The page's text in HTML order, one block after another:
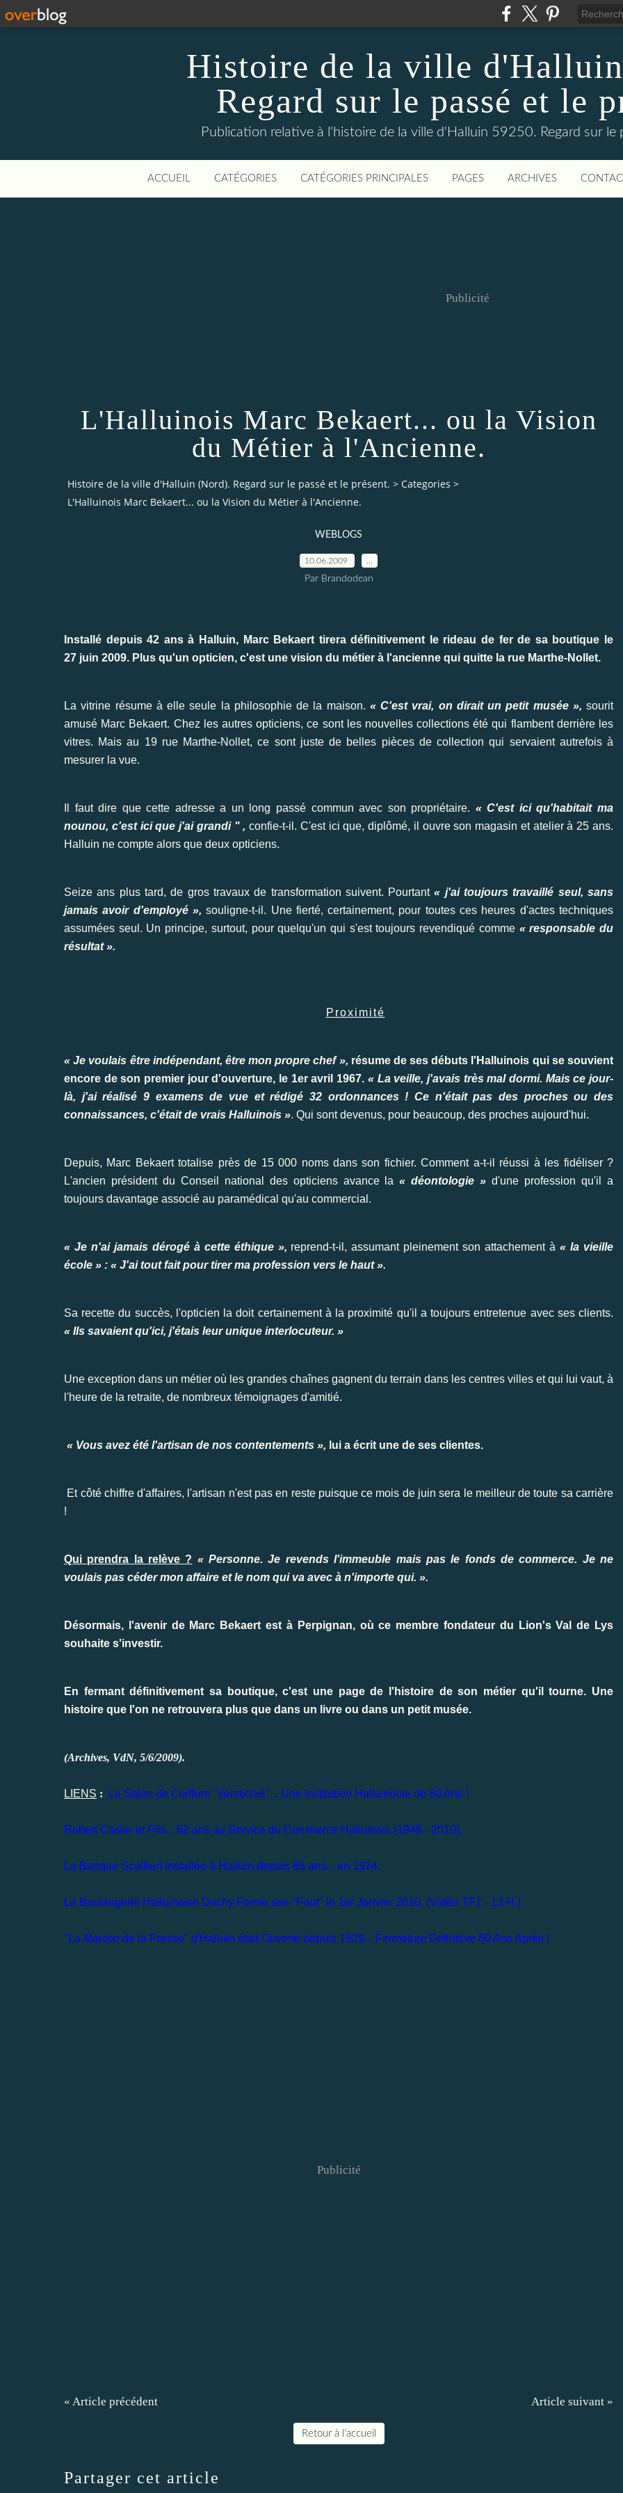
Histoire de la ville
Regard sur le passé et le
Publication relative à l'histoire de la ville d'Halluin 59250. Regard sur le
ACCUEIL CATÉGORIES CATÉGORIES PRINCIPALES PAGES ARCHIVES
Publicité
L'Halluinois Marc Bekaert... ou la Vision
du Métier à l'Ancienne.
Histoire de la ville d'Halluin (Nord). Regard sur le passé et le présent. > Categories >
L'Halluinois Marc Bekaert... ou la Vision du Métier à l'Ancienne.
WEBLOGS
10.06.2009
Par Brandodean
Installé depuis 42 ans à Halluin, Marc Bekaert tirera définitivement le rideau de fer de sa boutique le
27 juin 2009. Plus qu'un opticien, c'est une vision du métier à l'ancienne qui quitte la rue Marthe-Nollet.
La vitrine résume à elle seule la philosophie de la maison. « C'est vrai, on dirait un petit musée », sourit
amusé Marc Bekaert. Chez les autres opticiens, ce sont les nouvelles collections été qui flambent derrière les
vitres. Mais au 19 rue Marthe-Nollet, ce sont juste de belles pièces de collection qui servaient autrefois à
mesurer la vue.
Il faut dire que cette adresse a un long passé commun avec son propriétaire. « C'est ici qu'habitait ma
nounou, c'est ici que j'ai grandi " , confie-t-il. C'est ici que, diplômé, il ouvre son magasin et atelier à 25 ans.
Halluin ne compte alors que deux opticiens.
Seize ans plus tard, de gros travaux de transformation suivent. Pourtant« j'ai toujours travaillé seul, sans
jamais avoir d'employé », souligne-t-il. Une fierté, certainement, pour toutes ces heures d'actes techniques
assumées seul. Un principe, surtout, pour quelqu'un qui s'est toujours revendiqué comme « responsable du
résultat ».
Proximité
« Je voulais être indépendant, être mon propre chef », résume de ses débuts l'Halluinois qui se souvient
encore de son premier jour d'ouverture, le 1er avril 1967. « La veille, j'avais très mal dormi. Mais ce jour-
là, j'ai réalisé 9 examens de vue et rédigé 32 ordonnances ! Ce n'était pas des proches ou des
connaissances, c'était de vrais Halluinois ». Qui sont devenus, pour beaucoup, des proches aujourd'hui.
Depuis, Marc Bekaert totalise près de 15 000 noms dans son fichier. Comment a-t-il réussi à les fidéliser ?
L'ancien président du Conseil national des opticiens avance la« déontologie » d'une profession qu'il a
toujours davantage associé au paramédical qu'au commercial.
« Je n'ai jamais dérogé à cette éthique », reprend-t-il, assumant pleinement son attachement à« la vieille
école » : « J'ai tout fait pour tirer ma profession vers le haut ».
Sa recette du succès, l'opticien la doit certainement à la proximité qu'il a toujours entretenue avec ses clients.
« Ils savaient qu'ici, j'étais leur unique interlocuteur. »
Une exception dans un métier où les grandes chaînes gagnent du terrain dans les centres villes et qui lui vaut, à
l'heure de la retraite, de nombreux témoignages d'amitié.
« Vous avez été l'artisan de nos contentements », lui a écrit une de ses clientes.
Et côté chiffre d'affaires, l'artisan n'est pas en reste puisque ce mois de juin sera le meilleur de toute sa carrière
!
Qui prendra la relève ? « Personne. Je revends l'immeuble mais pas le fonds de commerce. Je ne
voulais pas céder mon affaire et le nom qui va avec à n'importe qui. ».
Désormais, l'avenir de Marc Bekaert est à Perpignan, où ce membre fondateur du Lion's Val de Lys
souhaite s'investir.
En fermant définitivement sa boutique, c'est une page de l'histoire de son métier qu'il tourne. Une
histoire que l'on ne retrouvera plus que dans un livre ou dans un petit musée.
(Archives, VdN, 5/6/2009).
LIENS : Le Salon de Coiffure "Verstichel"... Une Institution Halluinoise de 60 Ans !
Robert Casier et Fils... 62 ans au Service du Commerce Halluinois (1948 - 2010).
La Banque Scalbert Installée à Halluin depuis 85 ans... en 1924.
La Boulangerie Halluinoise Dochy Ferme son "Four" le 1er Janvier 2010. (Vidéo TF1 - 13 H.)
"La Maison de la Presse" d'Halluin était Ouverte depuis 1929... Fermeture Définitive 80 Ans Après !
Publicité
« Article précédent Article suivant »
Retour à l'accueil
Partager cet article